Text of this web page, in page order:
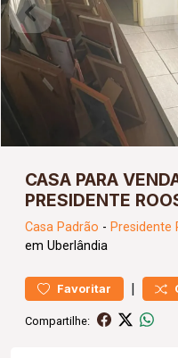
CASA PARA
PRESIDENTE
Casa Padrão - Presidente
em Uberlândia
Favoritar |
Compartilhe: